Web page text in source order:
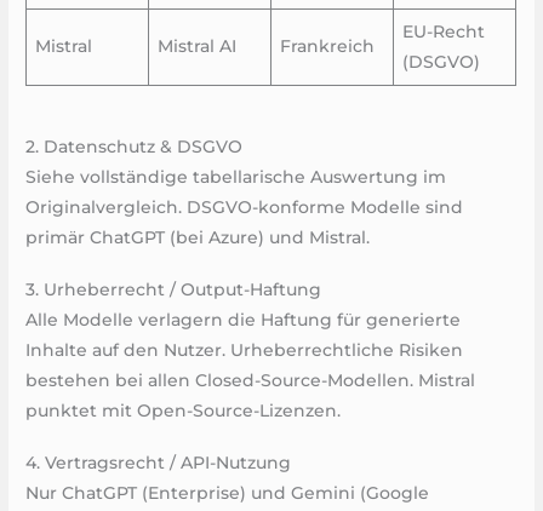
Mistral Mistral AI Frankreich
EU-Recht
(DSGVO)
2. Datenschutz & DSGVO
Siehe vollständige tabellarische Auswertung im
Originalvergleich. DSGVO-konforme Modelle sind
primär ChatGPT (bei Azure) und Mistral.
3. Urheberrecht / Output-Haftung
Alle Modelle verlagern die Haftung für generierte
Inhalte auf den Nutzer. Urheberrechtliche Risiken
bestehen bei allen Closed-Source-Modellen. Mistral
punktet mit Open-Source-Lizenzen.
4. Vertragsrecht / API-Nutzung
Nur ChatGPT (Enterprise) und Gemini (Google